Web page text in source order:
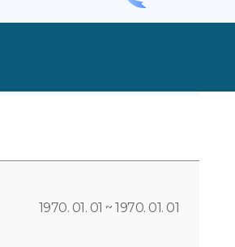
1970. 01. 01 ~ 1970. 01. 01